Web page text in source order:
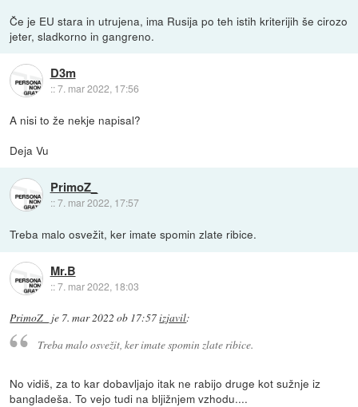
Če je EU stara in utrujena, ima Rusija po teh istih kriterijih še cirozo
jeter, sladkorno in gangreno.
D3m
::7. mar 2022, 17:56
A nisi to že nekje napisal?
Deja Vu
PrimoZ_
::7. mar 2022, 17:57
Treba malo osvežit, ker imate spomin zlate ribice.
Mr.B
::7. mar 2022, 18:03
PrimoZ_ je 7. mar 2022 ob 17:57izjavil:
Treba malo osvežit, ker imate spomin zlate ribice.
No vidiš, za to kar dobavljajo itak ne rabijo druge kot sužnje iz
bangladeša. To vejo tudi na bljižnjem vzhodu....